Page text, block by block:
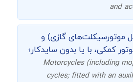
and
موتورسیکلت‌های گازی) و
کمکی، با یا بدون سایدکار؛
Motorcycles (including
cycles; fitted with an